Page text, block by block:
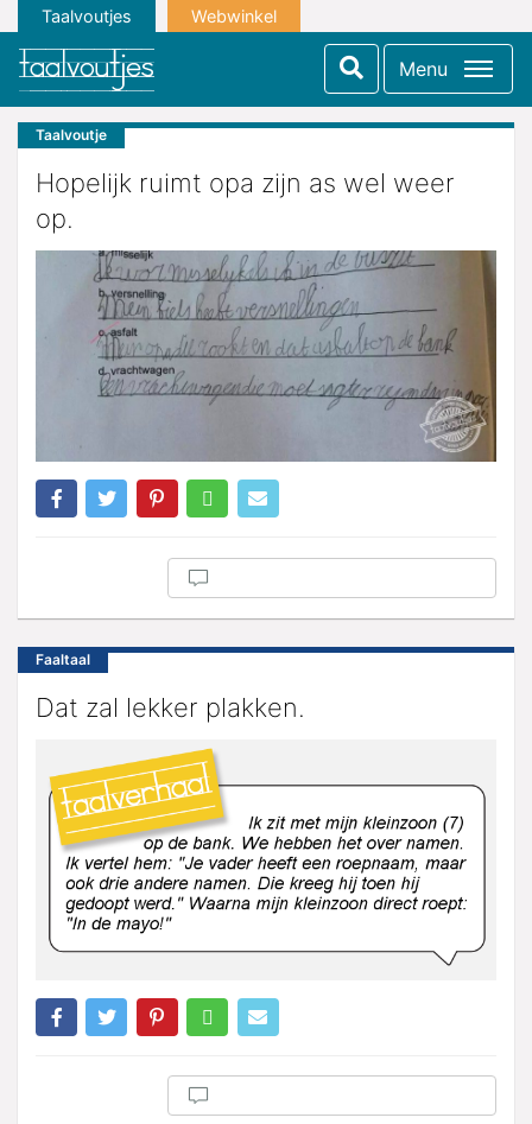
Taalvoutjes Webwinkel
Menu
Taalvoutje
Hopelijk ruimt opa zijn as wel weer
op.
Faaltaal
Dat zal lekker plakken.